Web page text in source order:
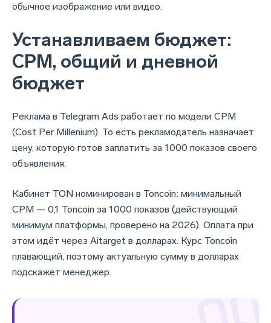
обычное изображение или видео.
Устанавливаем бюджет:
CPM, общий и дневной
бюджет
Реклама в Telegram Ads работает по модели CPM
(Cost Per Millenium). То есть рекламодатель назначает
цену, которую готов заплатить за 1000 показов своего
объявления.
Кабинет TON номинирован в Toncoin: минимальный
CPM — 0,1 Toncoin за 1000 показов (действующий
минимум платформы, проверено на 2026). Оплата при
этом идёт через Aitarget в долларах. Курс Toncoin
плавающий, поэтому актуальную сумму в долларах
подскажет менеджер.